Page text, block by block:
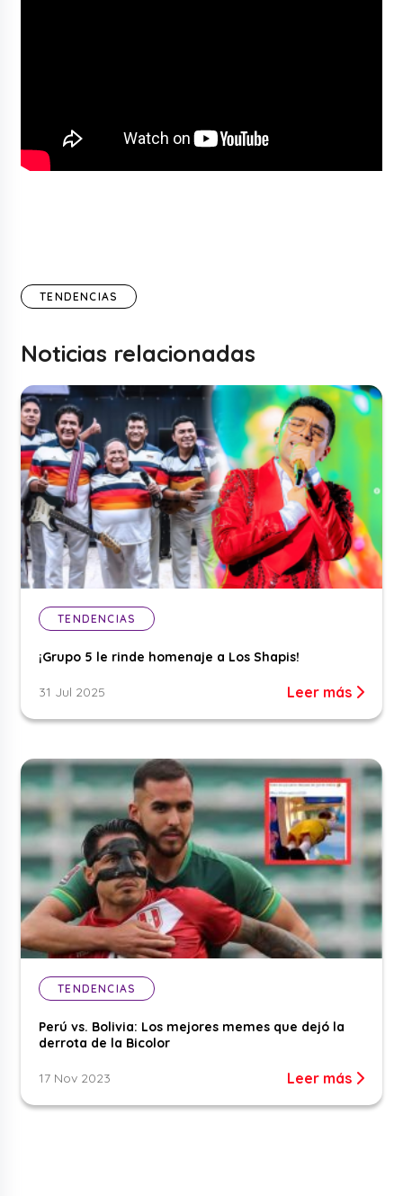
TENDENCIAS
Noticias relacionadas
TENDENCIAS
¡Grupo 5 le rinde homenaje a Los Shapis!
31 Jul 2025 Leer más
TENDENCIAS
Perú vs. Bolivia: Los mejores memes que dejó la
derrota de la Bicolor
17 Nov 2023 Leer más